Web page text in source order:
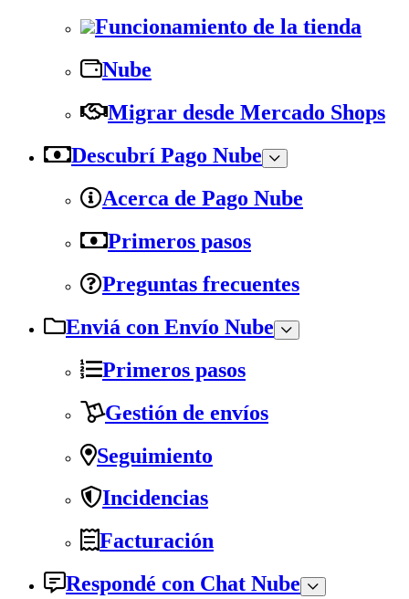
Funcionamiento de la tienda
Nube
Migrar desde Mercado Shops
Descubrí Pago Nube
Acerca de Pago Nube
Primeros pasos
Preguntas frecuentes
Enviá con Envío Nube
Primeros pasos
Gestión de envíos
Seguimiento
Incidencias
Facturación
Respondé con Chat Nube